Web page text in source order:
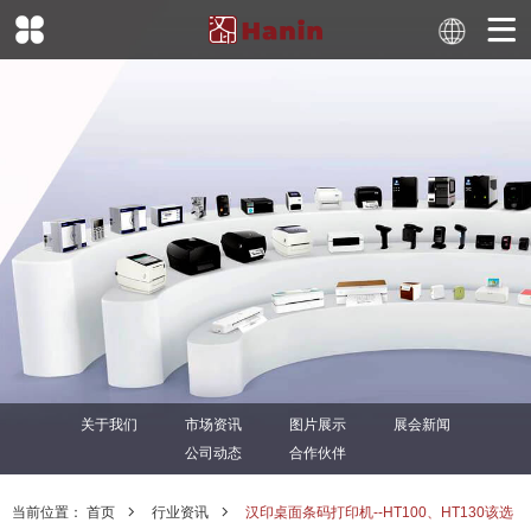
关于我们 市场资讯 图片展示
展会新闻
公司动态
合作伙伴
当前位置： 首页 行业资讯
汉印桌面条码打印机--HT100、HT130该选